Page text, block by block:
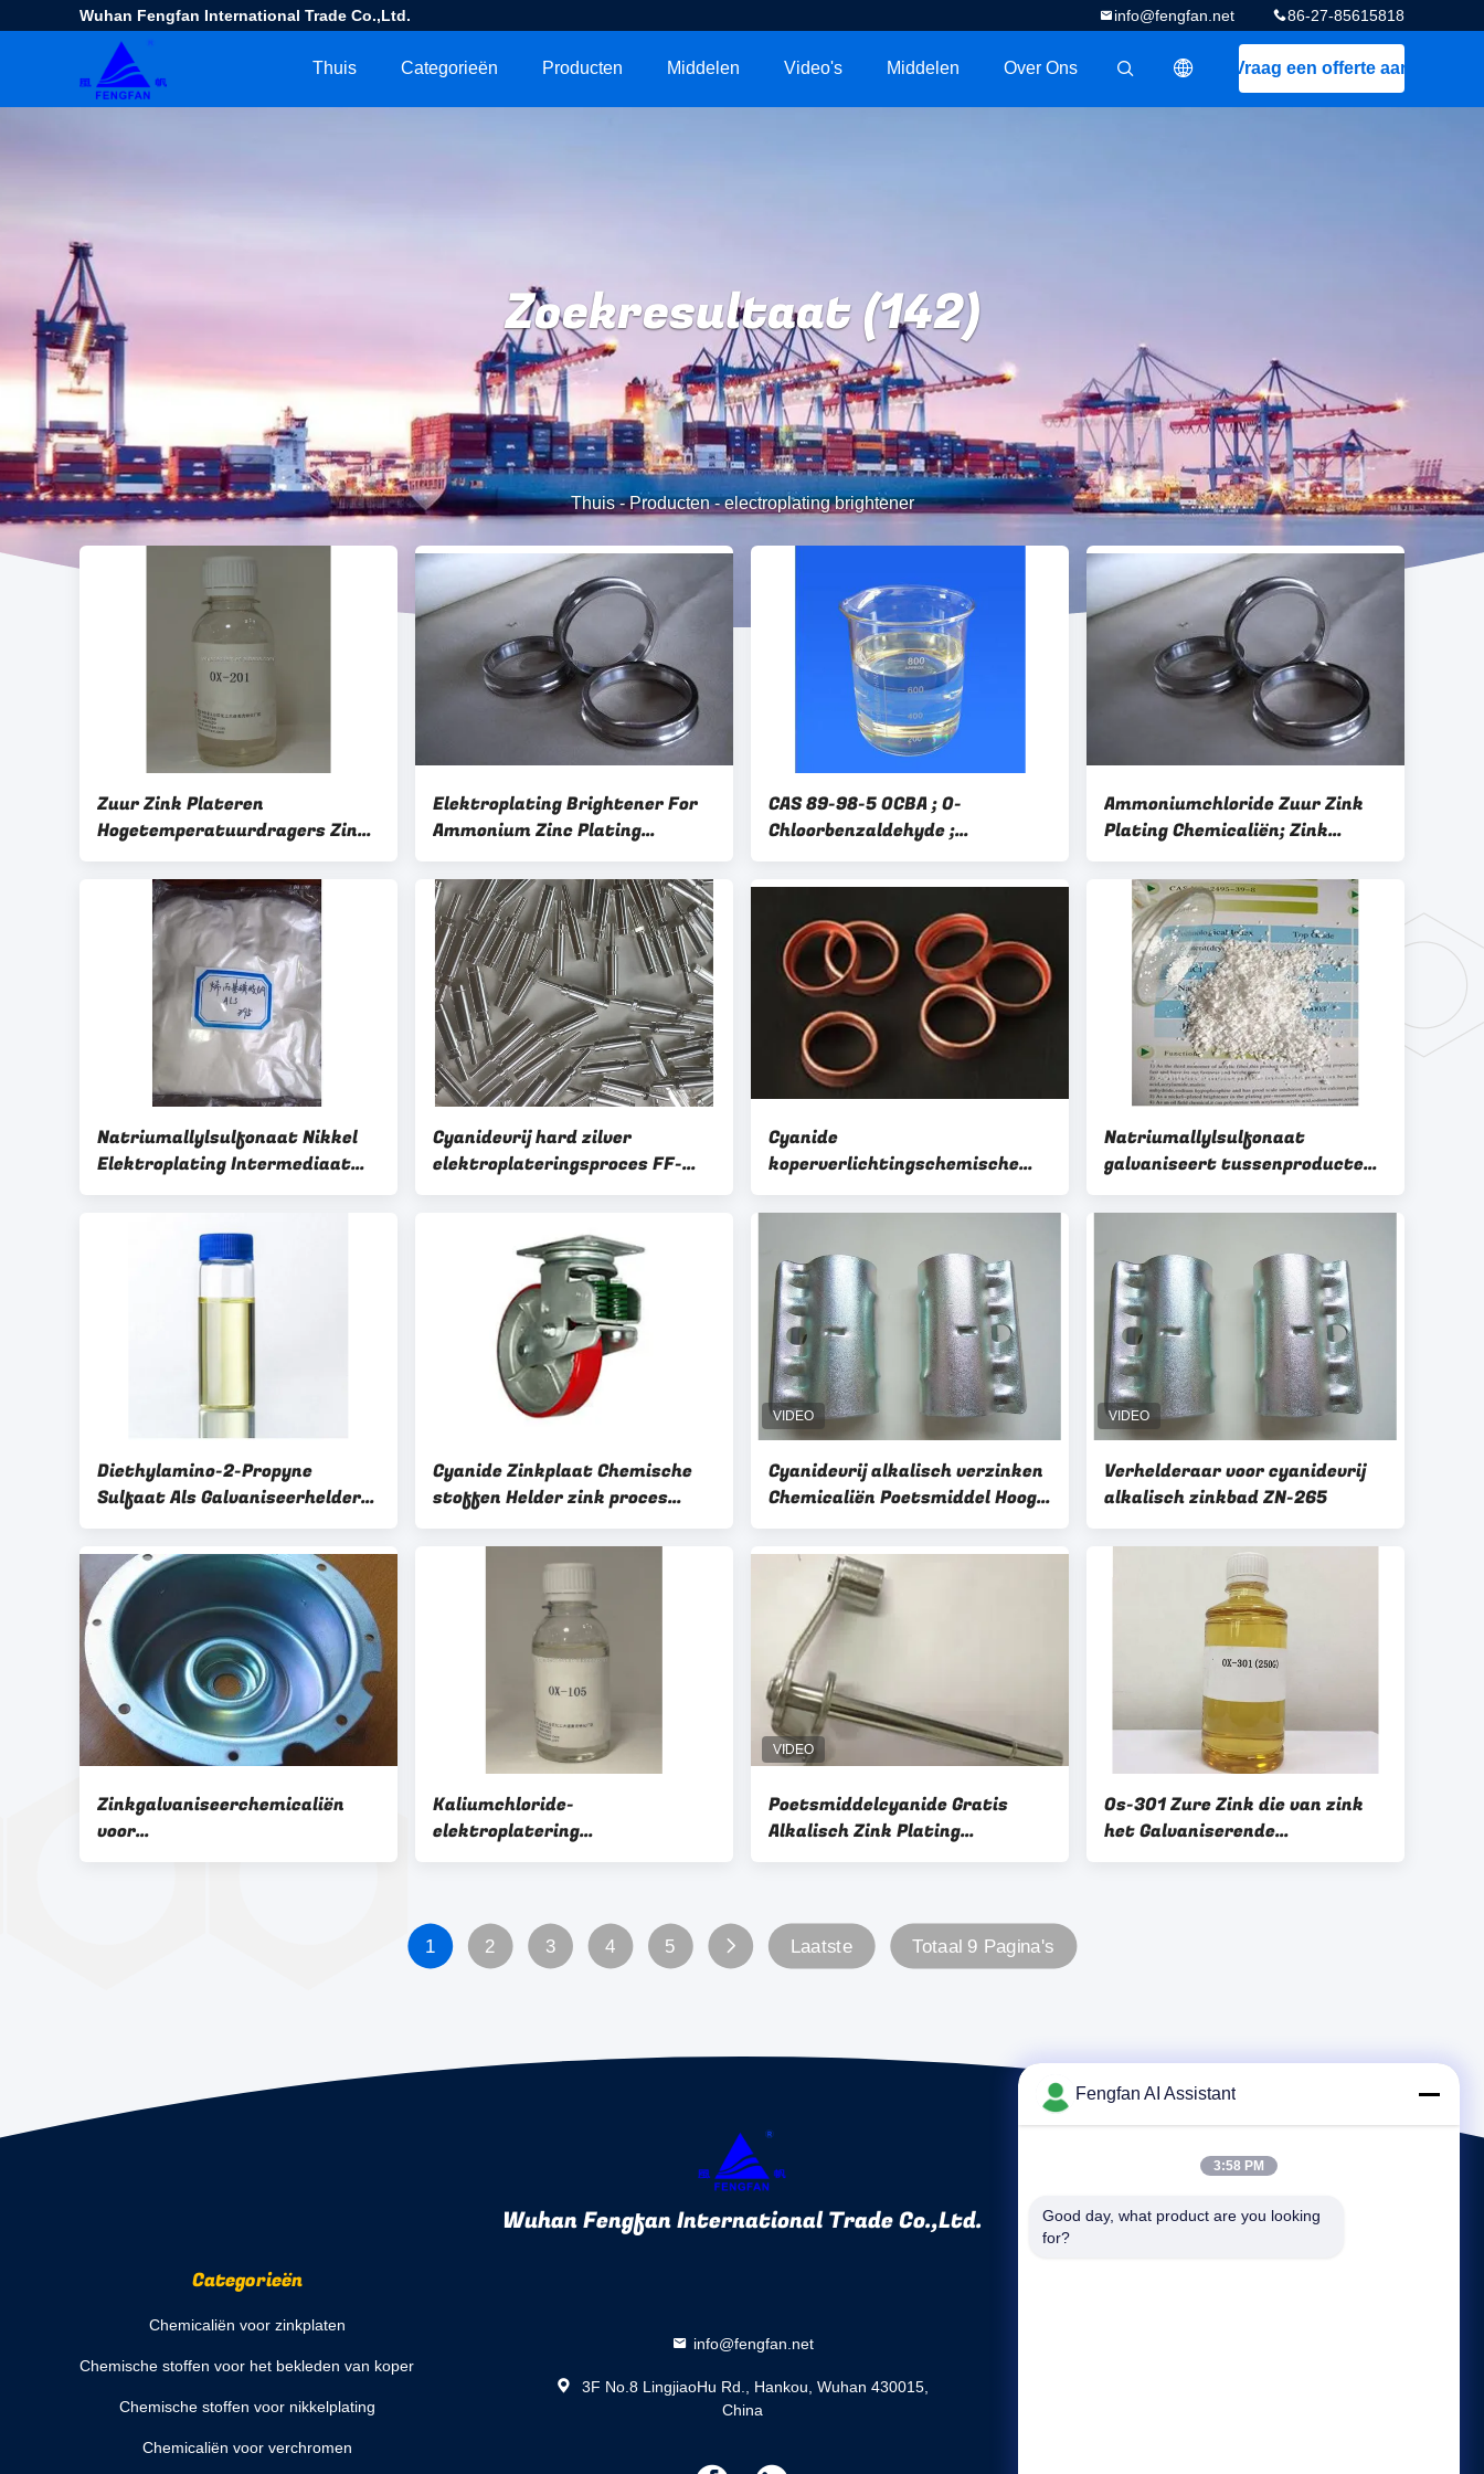
Wuhan Fengfan International Trade Co.,Ltd. 86-27-85615818
info@fengfan.net
Vraag een offerte aan
Thuis Categorieën Producten Middelen Video's Middelen Over Ons
Zoekresultaat (142)
Thuis-Producten-electroplating brightener
Zuur Zink Plateren
Hogetemperatuurdragers Zink
Elektroplateren Glansmiddel
Elektroplating Brightener For
Ammonium Zinc Plating
Process; witte helderheid en
nivelatie CX-2000
CAS 89-98-5 OCBA ; O-
Chloorbenzaldehyde ;
Glansmiddel voor Zure
Zinkgalvanisatie
Ammoniumchloride Zuur Zink
Plating Chemicaliën; Zink
Elektroplating Glansmiddel;
Superieure witte helderheid en
egalisatie
Natriumallylsulfonaat Nikkel
Elektroplating Intermediaat
CAS 2495-39-8
Cyanidevrij hard zilver
elektroplateringsproces FF-
7806 met hoge hardheid (>
Cyanide
koperverlichtingschemische
stoffen, volle helderheid
koperverlichting verlichting W-
Natriumallylsulfonaat
galvaniseert tussenproducten
Nikkelgeplateerde glansmiddel
2495-39-8 SAS ; ALS
Diethylamino-2-Propyne
Sulfaat Als Galvaniseerhelder-
en Egaliseermiddel 125678-52-6
PABS
Cyanide Zinkplaat Chemische
stoffen Helder zink proces
verhelderingsmiddel 96
Cyanidevrij alkalisch verzinken
Chemicaliën Poetsmiddel Hoog
werpvermogen ZN-265
Verhelderaar voor cyanidevrij
alkalisch zinkbad ZN-265
Zinkgalvaniseerchemicaliën
voor
cyanidezinkgalvaniseerproces;
Kaliumchloride-
elektroplatering
tussenprodukten Zinkplatering
Poetsmiddelcyanide Gratis
Alkalisch Zink Plating
Chemicaliën Goede Hardheid
Os-301 Zure Zink die van zink
het Galvaniserende
Tussenpersonen
1 2 3 4 5 Laatste Totaal 9 Pagina's
Wuhan Fengfan International Trade Co.,Ltd.
Categorieën
Chemicaliën voor zinkplaten
Chemische stoffen voor het bekleden van koper
Chemische stoffen voor nikkelplating
Chemicaliën voor verchromen
info@fengfan.net
3F No.8 LingjiaoHu Rd., Hankou, Wuhan 430015,
China
Fengfan AI Assistant
3:58 PM
Good day, what product are you looking
for?